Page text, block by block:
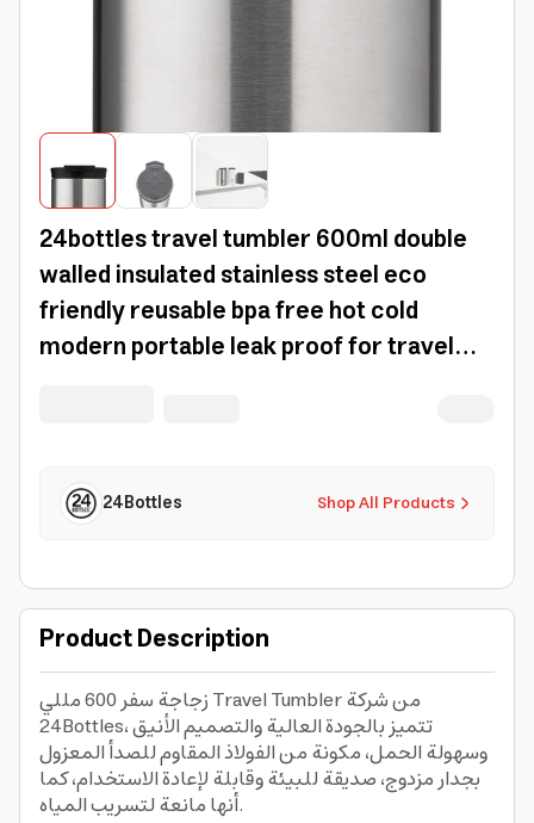
24bottles travel tumbler 600ml double
walled insulated stainless steel eco
friendly reusable bpa free hot cold
modern portable leak proof for travel
Shop All Products
24Bottles
Product Description
زجاجة سفر 600 مللي Travel Tumbler من شركة
24Bottles، تتميز بالجودة العالية والتصميم الأنيق
وسهولة الحمل، مكونة من الفولاذ المقاوم للصدأ المعزول
بجدار مزدوج، صديقة للبيئة وقابلة لإعادة الاستخدام، كما
أنها مانعة لتسريب المياه.